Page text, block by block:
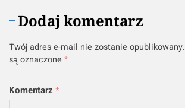
Dodaj komentarz
Twój adres e-mail nie zostanie opublikowany.
są oznaczone *
Komentarz *